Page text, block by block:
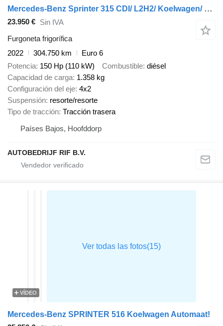
Mercedes-Benz Sprinter 315 CDI/ L2H2/ Koelwagen/ Konvekta -5
23.950 € Sin IVA
Furgoneta frigorífica
2022
304.750 km
Euro 6
Potencia 150 Hp (110 kW) Combustible diésel
Capacidad de carga 1.358 kg
Configuración del eje 4x2
Suspensión resorte/resorte
Tipo de tracción Tracción trasera
Países Bajos, Hoofddorp
AUTOBEDRIJF RIF B.V.
VÍDEO
Mercedes-Benz SPRINTER 516 Koelwagen Automaat!